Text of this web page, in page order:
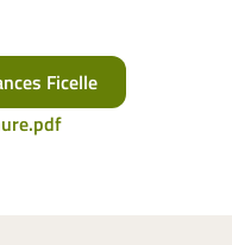
Ficelle